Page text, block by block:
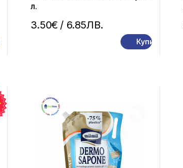
3.50€ / 6.85ЛВ.
л.
Купи